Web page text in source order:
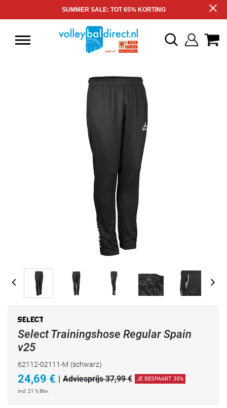
SUMMER SALE: TOT 65% KORTING
Select Trainingshose Regular Spain
v25
62112-02111-M (schwarz)
24,69 € | Adviesprijs 37,99 € JE BESPAART 35%
incl. 21 % Btw.